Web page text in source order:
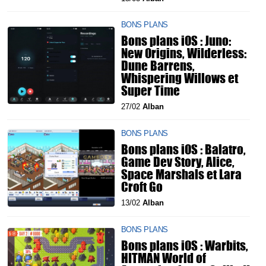
BONS PLANS
Bons plans iOS : Juno:
New Origins, Wilderless:
Dune Barrens,
Whispering Willows et
Super Time
27/02 Alban
BONS PLANS
Bons plans iOS : Balatro,
Game Dev Story, Alice,
Space Marshals et Lara
Croft Go
13/02 Alban
BONS PLANS
Bons plans iOS : Warbits,
HITMAN World of